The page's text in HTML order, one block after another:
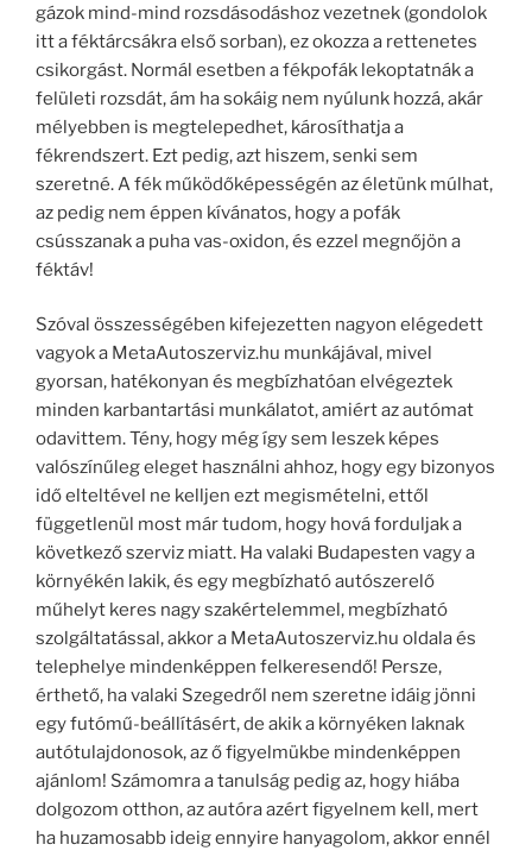
gázok mind-mind rozsdásodáshoz vezetnek (gondolok
itt a féktárcsákra első sorban), ez okozza a rettenetes
csikorgást. Normál esetben a fékpofák lekoptatnák a
felületi rozsdát, ám ha sokáig nem nyúlunk hozzá, akár
mélyebben is megtelepedhet, károsíthatja a
fékrendszert. Ezt pedig, azt hiszem, senki sem
szeretné. A fék működőképességén az életünk múlhat,
az pedig nem éppen kívánatos, hogy a pofák
csússzanak a puha vas-oxidon, és ezzel megnőjön a
féktáv!
Szóval összességében kifejezetten nagyon elégedett
vagyok a MetaAutoszerviz.hu munkájával, mivel
gyorsan, hatékonyan és megbízhatóan elvégeztek
minden karbantartási munkálatot, amiért az autómat
odavittem. Tény, hogy még így sem leszek képes
valószínűleg eleget használni ahhoz, hogy egy bizonyos
idő elteltével ne kelljen ezt megismételni, ettől
függetlenül most már tudom, hogy hová forduljak a
következő szerviz miatt. Ha valaki Budapesten vagy a
környékén lakik, és egy megbízható autószerelő
műhelyt keres nagy szakértelemmel, megbízható
szolgáltatással, akkor a MetaAutoszerviz.hu oldala és
telephelye mindenképpen felkeresendő! Persze,
érthető, ha valaki Szegedről nem szeretne idáig jönni
egy futómű-beállításért, de akik a környéken laknak
autótulajdonosok, az ő figyelmükbe mindenképpen
ajánlom! Számomra a tanulság pedig az, hogy hiába
dolgozom otthon, az autóra azért figyelnem kell, mert
ha huzamosabb ideig ennyire hanyagolom, akkor ennél